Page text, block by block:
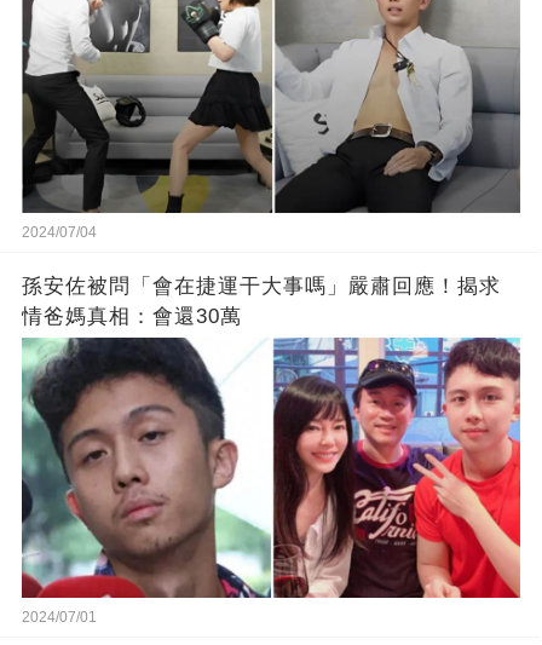
2024/07/04
孫安佐被問「會在捷運干大事嗎」嚴肅回應！揭求
情爸媽真相：會還30萬
2024/07/01